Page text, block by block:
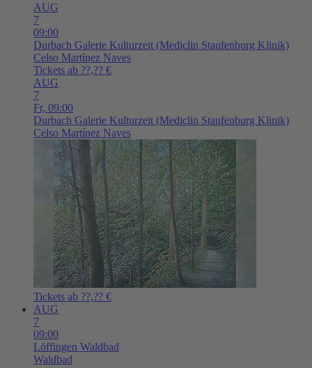
AUG
7
09:00
Durbach Galerie Kulturzeit (Mediclin Staufenburg Klinik)
Celso Martínez Naves
Tickets ab ??,?? €
AUG
7
Fr, 09:00
Durbach Galerie Kulturzeit (Mediclin Staufenburg Klinik)
Celso Martínez Naves
Tickets ab ??,?? €
AUG
7
09:00
Löffingen Waldbad
Waldbad